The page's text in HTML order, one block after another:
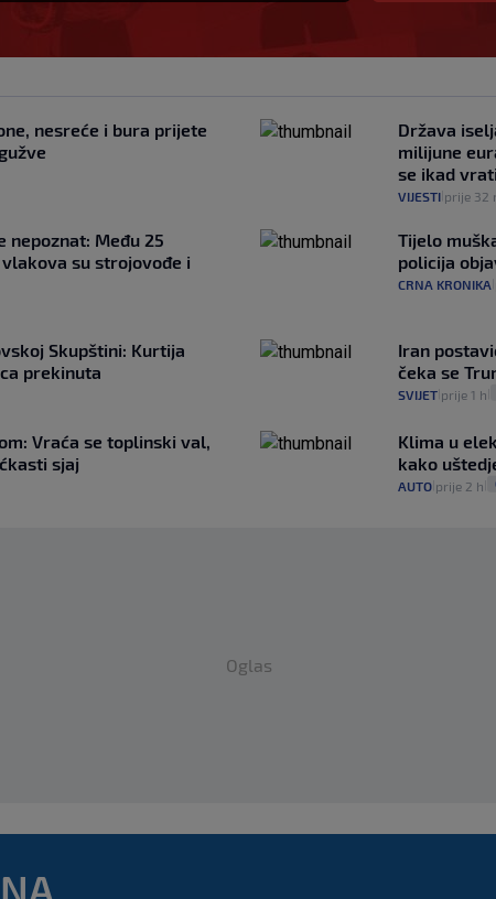
nesreće i bura prijete
Država
milijune
se ikad
VIJESTI prije 32
nepoznat: Među 25
su strojovođe i
Tijelo
policija
CRNA KRONIKA
Skupštini: Kurtija
prekinuta
Iran
čeka se
SVIJET prije 1 h
Vraća se toplinski val,
sjaj
Klima u
kako
AUTO prije 2 h
Oglas